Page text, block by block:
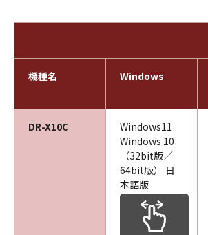
機種名 Windows
DR-X10C
Windows11
Windows 10
（32bit版／
64bit版） 日
本語版